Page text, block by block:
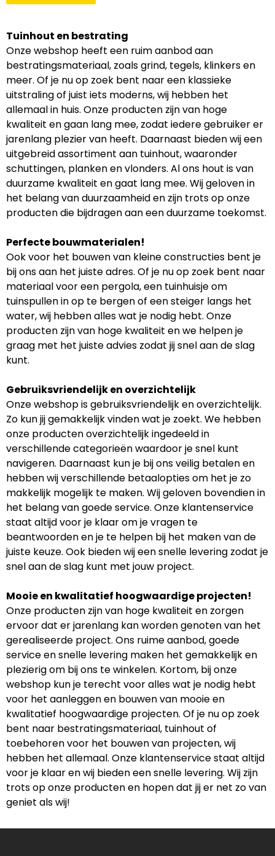
Tuinhout en bestrating
Onze webshop heeft een ruim aanbod aan
bestratingsmateriaal, zoals grind, tegels, klinkers en
meer. Of je nu op zoek bent naar een klassieke
uitstraling of juist iets moderns, wij hebben het
allemaal in huis. Onze producten zijn van hoge
kwaliteit en gaan lang mee, zodat iedere gebruiker er
jarenlang plezier van heeft. Daarnaast bieden wij een
uitgebreid assortiment aan tuinhout, waaronder
schuttingen, planken en vlonders. Al ons hout is van
duurzame kwaliteit en gaat lang mee. Wij geloven in
het belang van duurzaamheid en zijn trots op onze
producten die bijdragen aan een duurzame toekomst.
Perfecte bouwmaterialen!
Ook voor het bouwen van kleine constructies bent je
bij ons aan het juiste adres. Of je nu op zoek bent naar
materiaal voor een pergola, een tuinhuisje om
tuinspullen in op te bergen of een steiger langs het
water, wij hebben alles wat je nodig hebt. Onze
producten zijn van hoge kwaliteit en we helpen je
graag met het juiste advies zodat jij snel aan de slag
kunt.
Gebruiksvriendelijk en overzichtelijk
Onze webshop is gebruiksvriendelijk en overzichtelijk.
Zo kun jij gemakkelijk vinden wat je zoekt. We hebben
onze producten overzichtelijk ingedeeld in
verschillende categorieën waardoor je snel kunt
navigeren. Daarnaast kun je bij ons veilig betalen en
hebben wij verschillende betaalopties om het je zo
makkelijk mogelijk te maken. Wij geloven bovendien in
het belang van goede service. Onze klantenservice
staat altijd voor je klaar om je vragen te
beantwoorden en je te helpen bij het maken van de
juiste keuze. Ook bieden wij een snelle levering zodat je
snel aan de slag kunt met jouw project.
Mooie en kwalitatief hoogwaardige projecten!
Onze producten zijn van hoge kwaliteit en zorgen
ervoor dat er jarenlang kan worden genoten van het
gerealiseerde project. Ons ruime aanbod, goede
service en snelle levering maken het gemakkelijk en
plezierig om bij ons te winkelen. Kortom, bij onze
webshop kun je terecht voor alles wat je nodig hebt
voor het aanleggen en bouwen van mooie en
kwalitatief hoogwaardige projecten. Of je nu op zoek
bent naar bestratingsmateriaal, tuinhout of
toebehoren voor het bouwen van projecten, wij
hebben het allemaal. Onze klantenservice staat altijd
voor je klaar en wij bieden een snelle levering. Wij zijn
trots op onze producten en hopen dat jij er net zo van
geniet als wij!